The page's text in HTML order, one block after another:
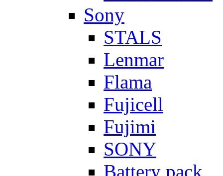
Sony
STALS
Lenmar
Flama
Fujicell
Fujimi
SONY
Battery pack